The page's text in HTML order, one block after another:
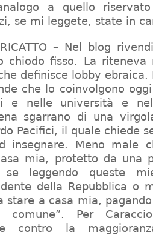
a quello
se mi leggete, state in
– Nel blog
chiodo fisso. La
definisce lobby ebraica.
che lo coinvolgono
e nelle università e
sgarrano di una
Pacifici, il quale chiede
insegnare. Meno male
mia, protetto da una
leggendo queste
della Repubblica o
stare a casa mia,
Per
contro la